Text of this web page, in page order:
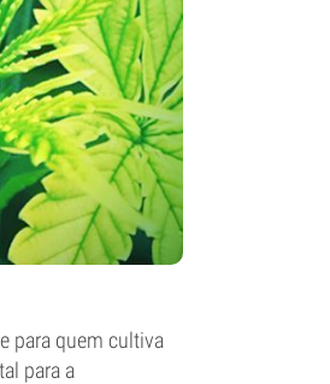
para quem cultiva
para a